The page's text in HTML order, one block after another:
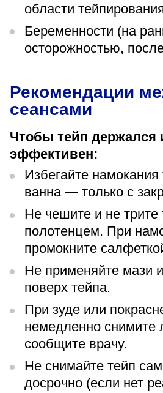
области
Беременности (на
осторожностью,
Рекомендации
сеансами
Чтобы тейп держался
эффективен:
Избегайте
ванна — только с
Не чешите и не трите
полотенцем. При
промокните
Не применяйте мази
поверх тейпа.
При зуде или
немедленно снимите
сообщите врачу.
Не снимайте тейп
досрочно (если нет